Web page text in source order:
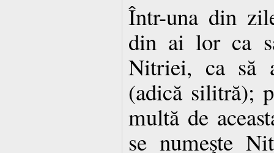
Într-una din
din ai lor ca
Nitriei, ca să
(adică silitră);
multă de
se numeşte